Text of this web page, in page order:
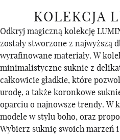
KOLEKCJA
Odkryj magiczną kolekcję
zostały stworzone z najwyższą
wyrafinowane materiały. W
minimalistyczne suknie z
całkowicie gładkie, które
urodę, a także koronkowe
oparciu o najnowsze trendy. W
modele w stylu boho, oraz
Wybierz suknię swoich marzeń